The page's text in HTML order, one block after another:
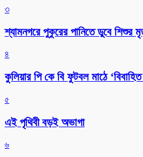
৩
শ্যামনগরে পুকুরের পানিতে ডুবে শিশুর
৪
কুলিয়ার পি কে বি ফুটবল মাঠে
৫
এই পৃথিবী বড়ই অভাগা
৬